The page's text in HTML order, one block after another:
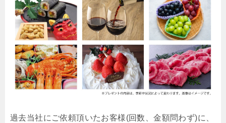
過去当社にご依頼頂いたお客様(回数、金額問わず)に、